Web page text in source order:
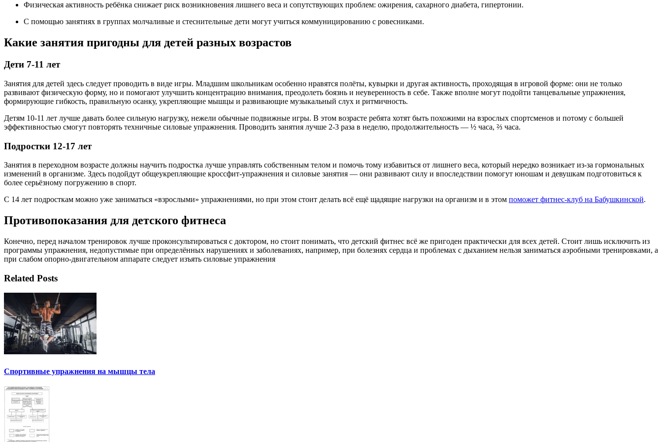
Физическая активность ребёнка снижает риск возникновения лишнего веса и сопутствующих проблем: ожирения, сахарного диабета, гипертонии.
С помощью занятиях в группах молчаливые и стеснительные дети могут учиться коммуницированию с ровесниками.
Какие занятия пригодны для детей разных возрастов
Дети 7-11 лет
Занятия для детей здесь следует проводить в виде игры. Младшим школьникам особенно нравятся полёты, кувырки и другая активность, проходящая в игровой форме: они не только
развивают физическую форму, но и помогают улучшить концентрацию внимания, преодолеть боязнь и неуверенность в себе. Также вполне могут подойти танцевальные упражнения,
формирующие гибкость, правильную осанку, укрепляющие мышцы и развивающие музыкальный слух и ритмичность.
Детям 10-11 лет лучше давать более сильную нагрузку, нежели обычные подвижные игры. В этом возрасте ребята хотят быть похожими на взрослых спортсменов и потому с большей
эффективностью смогут повторять техничные силовые упражнения. Проводить занятия лучше 2-3 раза в неделю, продолжительность — ½ часа, ⅔ часа.
Подростки 12-17 лет
Занятия в переходном возрасте должны научить подростка лучше управлять собственным телом и помочь тому избавиться от лишнего веса, который нередко возникает из-за гормональных
изменений в организме. Здесь подойдут общеукрепляющие кроссфит-упражнения и силовые занятия — они развивают силу и впоследствии помогут юношам и девушкам подготовиться к
более серьёзному погружению в спорт.
С 14 лет подросткам можно уже заниматься «взрослыми» упражнениями, но при этом стоит делать всё ещё щадящие нагрузки на организм и в этом поможет фитнес-клуб на Бабушкинской.
Противопоказания для детского фитнеса
Конечно, перед началом тренировок лучше проконсультироваться с доктором, но стоит понимать, что детский фитнес всё же пригоден практически для всех детей. Стоит лишь исключить из
программы упражнения, недопустимые при определённых нарушениях и заболеваниях, например, при болезнях сердца и проблемах с дыханием нельзя заниматься аэробными тренировками, а
при слабом опорно-двигательном аппарате следует изъять силовые упражнения
Related Posts
Спортивные упражнения на мышцы тела